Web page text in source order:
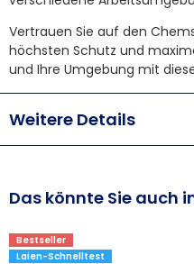
Vertrauen Sie auf den
höchsten Schutz und
und Ihre Umgebung mit
Weitere Details
Das könnte Sie auch
Bestseller
Laien-Schnelltest